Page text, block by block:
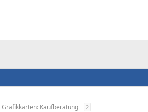
Grafikkarten: Kaufberatung 2